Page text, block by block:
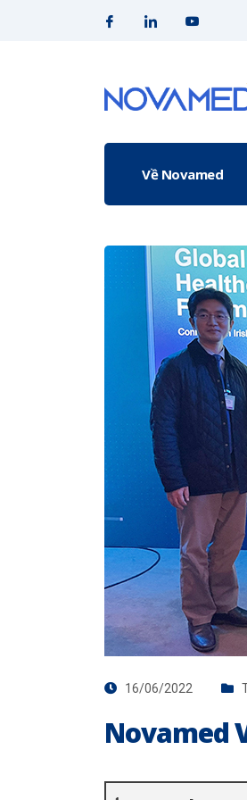
Về Novamed
16/06/2022
Novamed